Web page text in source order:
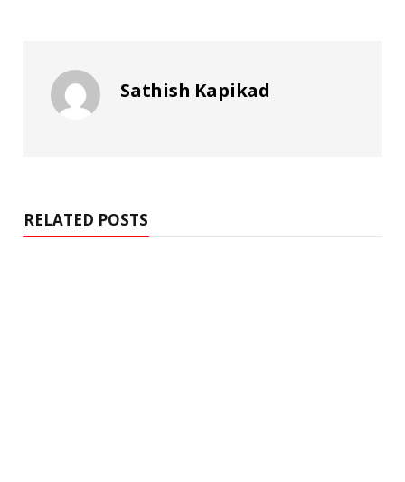
Sathish Kapikad
RELATED POSTS